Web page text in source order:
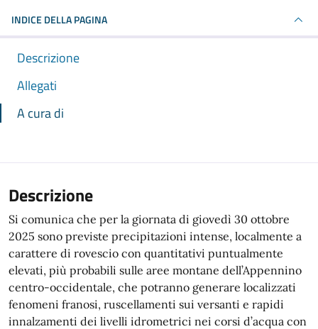
INDICE DELLA PAGINA
Descrizione
Allegati
A cura di
Descrizione
Si comunica che per la giornata di giovedì 30 ottobre
2025 sono previste precipitazioni intense, localmente a
carattere di rovescio con quantitativi puntualmente
elevati, più probabili sulle aree montane dell’Appennino
centro-occidentale, che potranno generare localizzati
fenomeni franosi, ruscellamenti sui versanti e rapidi
innalzamenti dei livelli idrometrici nei corsi d’acqua con